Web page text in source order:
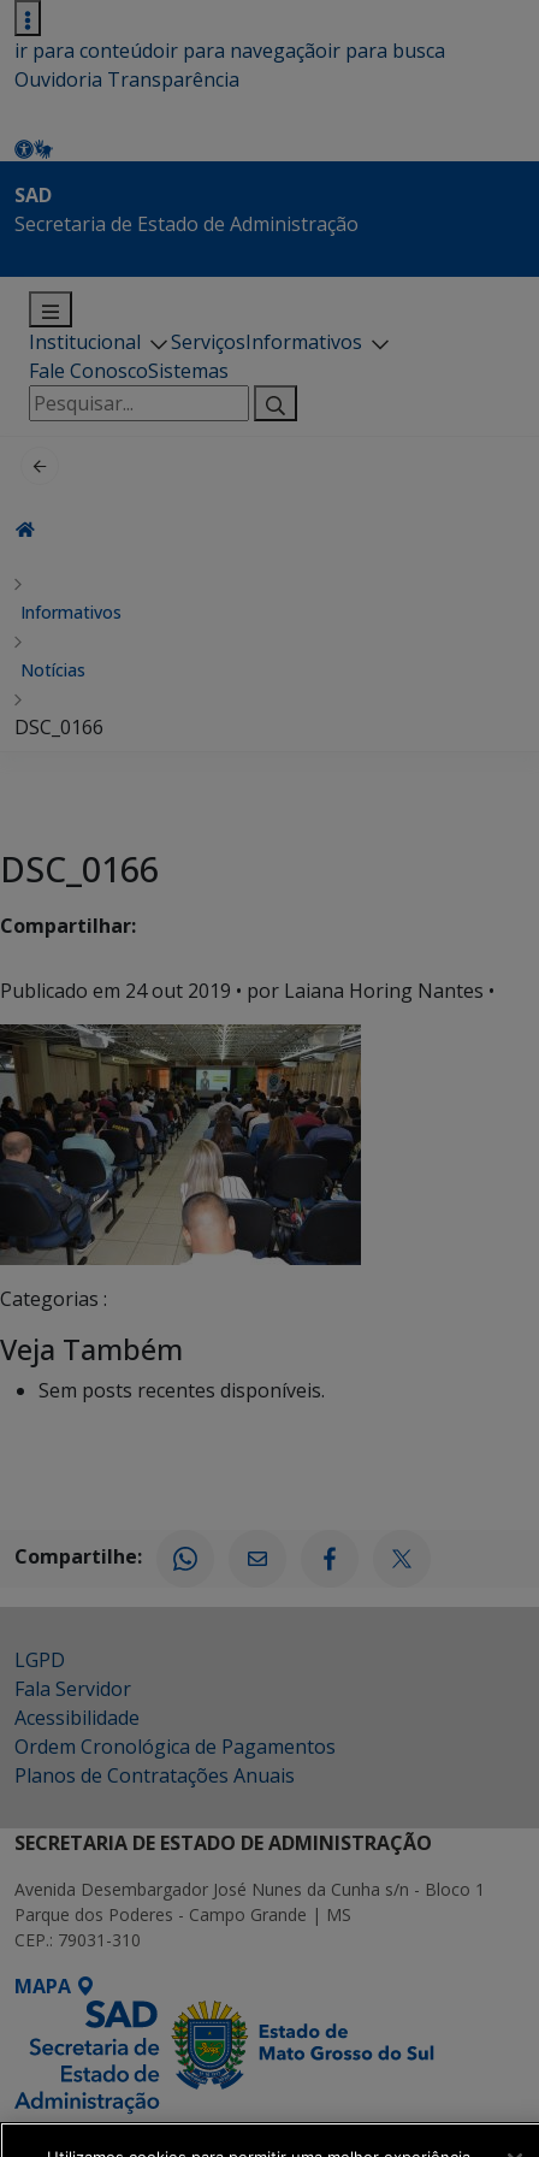
ir para conteúdoir para navegaçãoir para busca
Ouvidoria Transparência
SAD
Secretaria de Estado de Administração
Institucional ServiçosInformativos
Fale ConoscoSistemas
Pesquisar
por:
Informativos
Notícias
DSC_0166
DSC_0166
Compartilhar:
Publicado em 24 out 2019 • por Laiana Horing Nantes •
Categorias :
Veja Também
Sem posts recentes disponíveis.
Compartilhe:
LGPD
Fala Servidor
Acessibilidade
Ordem Cronológica de Pagamentos
Planos de Contratações Anuais
SECRETARIA DE ESTADO DE ADMINISTRAÇÃO
Avenida Desembargador José Nunes da Cunha s/n - Bloco 1
Parque dos Poderes - Campo Grande | MS
CEP.: 79031-310
MAPA